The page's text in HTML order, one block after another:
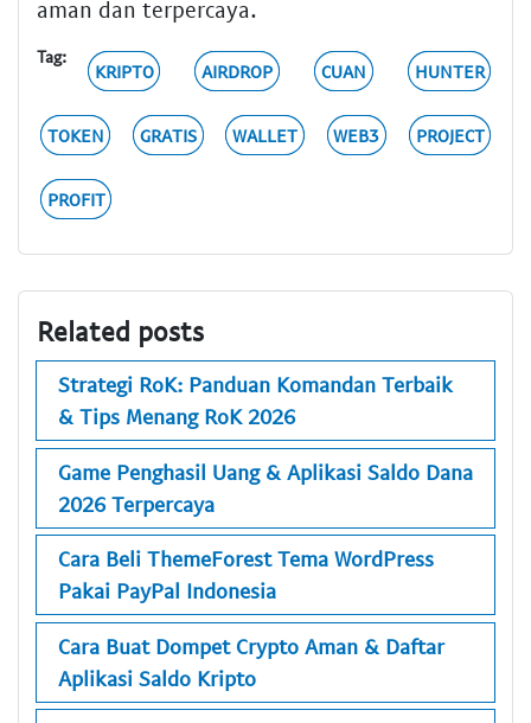
aman dan terpercaya.
Tag:
KRIPTO AIRDROP CUAN HUNTER
TOKEN GRATIS WALLET WEB3 PROJECT
PROFIT
Related posts
Strategi RoK: Panduan Komandan Terbaik
& Tips Menang RoK 2026
Game Penghasil Uang & Aplikasi Saldo Dana
2026 Terpercaya
Cara Beli ThemeForest Tema WordPress
Pakai PayPal Indonesia
Cara Buat Dompet Crypto Aman & Daftar
Aplikasi Saldo Kripto